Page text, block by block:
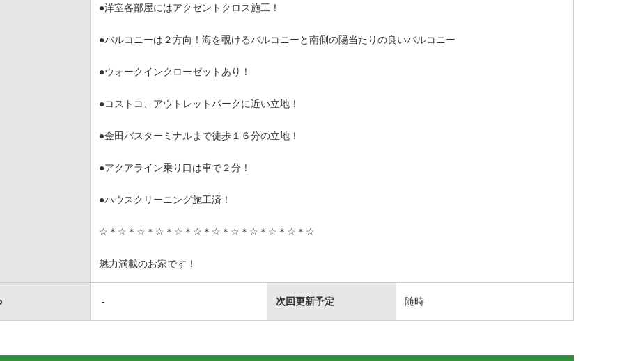
●洋室各部屋にはアクセントクロス施工！
●バルコニーは２方向！海を覗けるバルコニーと南側の陽当たりの良いバルコニー
●ウォークインクローゼットあり！
●コストコ、アウトレットパークに近い立地！
●金田バスターミナルまで徒歩１６分の立地！
●アクアライン乗り口は車で２分！
●ハウスクリーニング施工済！
☆＊☆＊☆＊☆＊☆＊☆＊☆＊☆＊☆＊☆＊☆＊☆
魅力満載のお家です！
- 次回更新予定 随時